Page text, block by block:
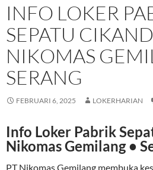
INFO LOKER
SEPATU
NIKOMAS
SERANG
FEBRUARI 6, 2025 LOKERHARIAN
Info Loker Pabrik
Nikomas Gemilang •
PT Nikomas Gemilang membuka